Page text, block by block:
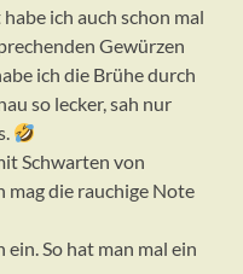
ich auch schon mal
Gewürzen
ich die Brühe durch
so lecker, sah nur
Schwarten von
mag die rauchige Note
So hat man mal ein